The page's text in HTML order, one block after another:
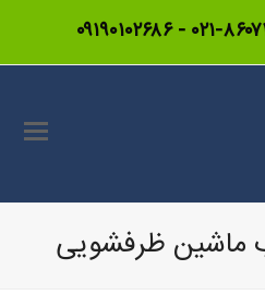
۰۲۱ -۰۹۱۹۰۱۰۲۶۸۶
ماشین ظرفشویی